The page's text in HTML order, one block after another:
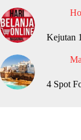
Kejutan
4 Spot